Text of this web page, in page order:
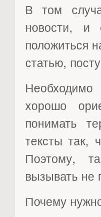
В том
новости, и
положиться
статью,
хорошо
понимать
тексты так,
Поэтому,
вызывать не
Почему